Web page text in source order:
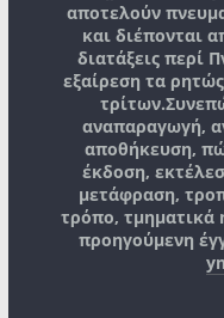
αποτελούν
και διέπονται
διατάξεις περί
εξαίρεση τα
τρίτων.
αναπαραγωγή,
αποθήκευση,
έκδοση,
μετάφραση,
τρόπο, τμηματικά
προηγούμενη